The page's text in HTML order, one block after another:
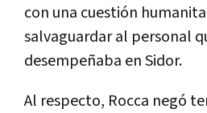
con una cuestión
salvaguardaral personal
desempeñaba enSidor.
Al respecto, Rocca negó